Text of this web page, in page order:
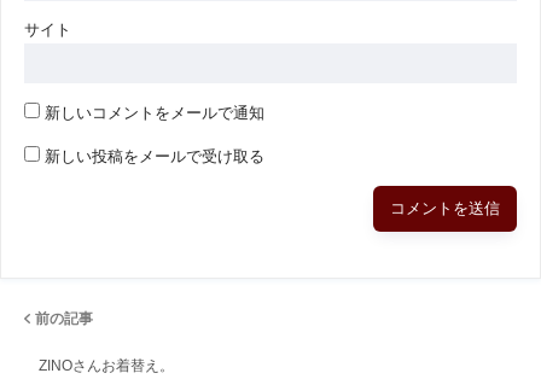
サイト
新しいコメントをメールで通知
新しい投稿をメールで受け取る
前の記事
ZINOさんお着替え。